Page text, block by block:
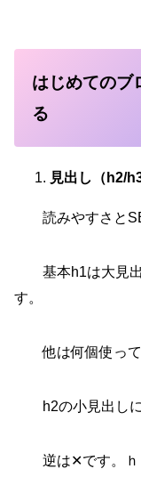
はじめてのブ
る
見出し（h2/
読みやすさと
基本h1は大見出
す。
他は何個使って
h2の小見出しに
逆は✕です。ｈ